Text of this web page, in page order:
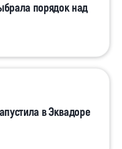
порядок над
в Эквадоре